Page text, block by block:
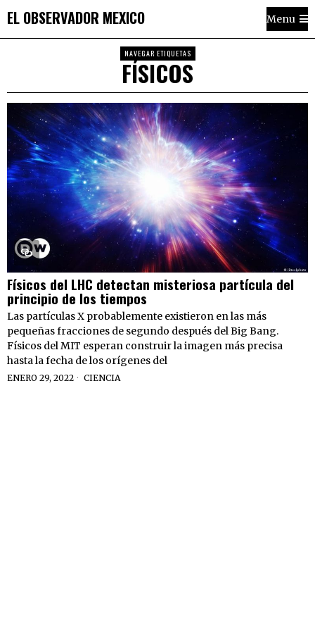
EL OBSERVADOR MEXICO Menu
NAVEGAR ETIQUETAS
FÍSICOS
Físicos del LHC detectan misteriosa partícula del
principio de los tiempos
Las partículas X probablemente existieron en las más
pequeñas fracciones de segundo después del Big Bang.
Físicos del MIT esperan construir la imagen más precisa
hasta la fecha de los orígenes del
ENERO 29, 2022 CIENCIA